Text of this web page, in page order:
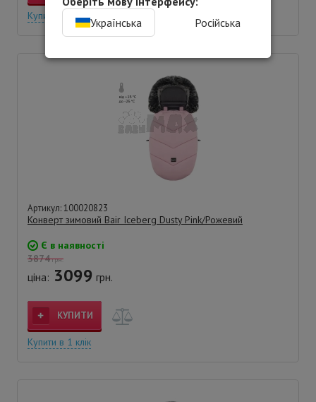
Купити в 1 клік
Артикул: 100020823
Конверт зимовий Bair Iceberg Dusty Pink/Рожевий
Є в наявності
3874грн.
ціна: 3099 грн.
КУПИТИ
Купити в 1 клік
Українська
Російська